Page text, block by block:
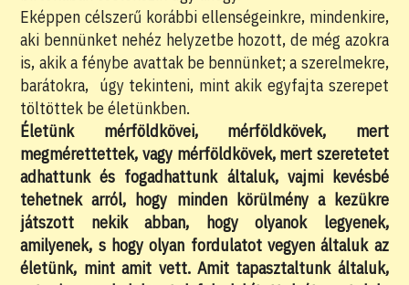
Eképpen célszerű korábbi ellenségeinkre, mindenkire,
aki bennünket nehéz helyzetbe hozott, de még azokra
is, akik a fénybe avattak be bennünket; a szerelmekre,
barátokra, úgy tekinteni, mint akik egyfajta szerepet
töltöttek be életünkben.
Életünk mérföldkövei, mérföldkövek, mert
megmérettettek, vagy mérföldkövek, mert szeretetet
adhattunk és fogadhattunk általuk, vajmi kevésbé
tehetnek arról, hogy minden körülmény a kezükre
játszott nekik abban, hogy olyanok legyenek,
amilyenek, s hogy olyan fordulatot vegyen általuk az
életünk, mint amit vett. Amit tapasztaltunk általuk,